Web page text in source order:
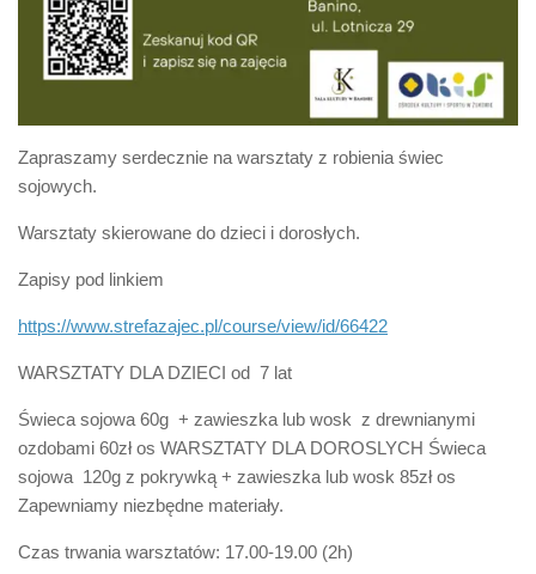
Zapraszamy serdecznie na warsztaty z robienia świec
sojowych.
Warsztaty skierowane do dzieci i dorosłych.
Zapisy pod linkiem
https://www.strefazajec.pl/course/view/id/66422
WARSZTATY DLA DZIECI od 7 lat
Świeca sojowa 60g + zawieszka lub wosk z drewnianymi
ozdobami 60zł os WARSZTATY DLA DOROSLYCH Świeca
sojowa 120g z pokrywką + zawieszka lub wosk 85zł os
Zapewniamy niezbędne materiały.
Czas trwania warsztatów: 17.00-19.00 (2h)